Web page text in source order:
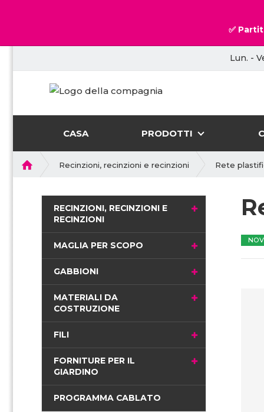
✅
Lun. -
CASA PRODOTTI
Recinzioni, recinzioni e recinzioni Rete
RECINZIONI, RECINZIONI E
RECINZIONI
MAGLIA PER SCOPO
GABBIONI
MATERIALI DA
COSTRUZIONE
FILI
FORNITURE PER IL
GIARDINO
PROGRAMMA CABLATO